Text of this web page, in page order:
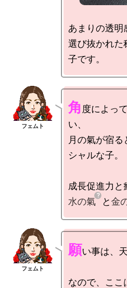
あまりの透明
選び抜かれた
角 度によっ
い、
月の氣が宿
シャルな子。
水の氣 と金
願い事は、
なので、ここ